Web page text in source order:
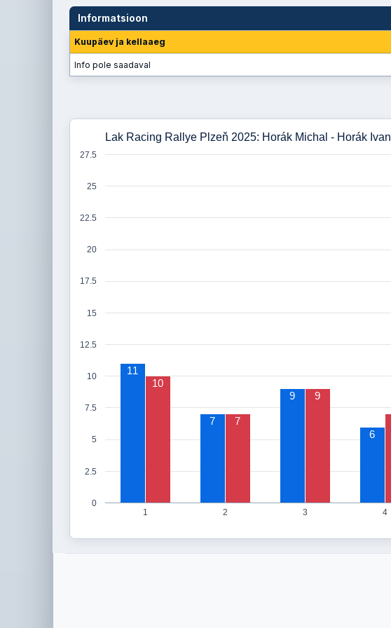
Informatsioon
Kuupäev ja kellaaeg
Info pole saadaval
Lak Racing Rallye Plzeň 2025: Horák Michal - Horák Ivan
1 2 3 4
0
2.5
5
7.5
10
12.5
15
17.5
20
22.5
25
27.5
11
7
9
6
10
7
9